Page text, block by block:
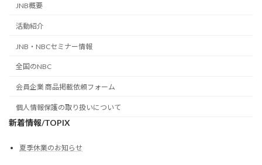
JNB概要
活動紹介
JNB・NBCセミナー情報
全国のNBC
会員企業 商品掲載依頼フォーム
個人情報保護の取り扱いについて
新着情報/TOPIX
夏季休業のお知らせ